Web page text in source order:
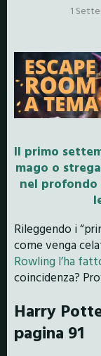
1
Il primo
mago o
nel
Rileggendo i
come venga
Rowling l’ha
coincidenza?
Harry
pagina 91